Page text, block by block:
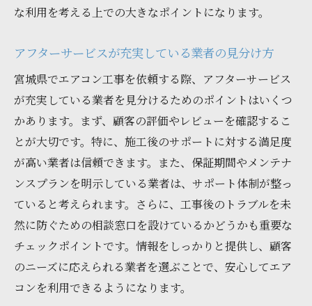
な利用を考える上での大きなポイントになります。
アフターサービスが充実している業者の見分け方
宮城県でエアコン工事を依頼する際、アフターサービス
が充実している業者を見分けるためのポイントはいくつ
かあります。まず、顧客の評価やレビューを確認するこ
とが大切です。特に、施工後のサポートに対する満足度
が高い業者は信頼できます。また、保証期間やメンテナ
ンスプランを明示している業者は、サポート体制が整っ
ていると考えられます。さらに、工事後のトラブルを未
然に防ぐための相談窓口を設けているかどうかも重要な
チェックポイントです。情報をしっかりと提供し、顧客
のニーズに応えられる業者を選ぶことで、安心してエア
コンを利用できるようになります。